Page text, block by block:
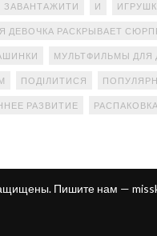
ЗАВАНТАЖИТИ И
ДЕВОЧКА РАСКРЫВАЕТ
МУЛЬТФИЛЬМЫ ДЛЯ
ПОДІЛИТИСЯ
РАЗВИТИЕ
Пишите нам —